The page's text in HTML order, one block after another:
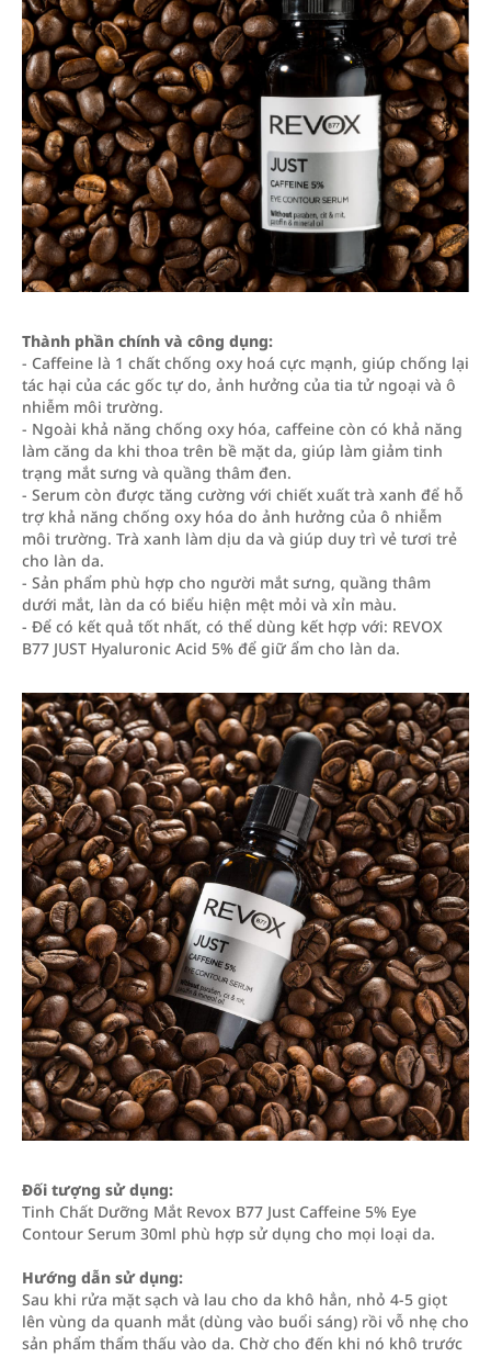
Thành phần chính và công dụng:
- Caffeine là 1 chất chống oxy hoá cực mạnh, giúp chống lại
tác hại của các gốc tự do, ảnh hưởng của tia tử ngoại và ô
nhiễm môi trường.
- Ngoài khả năng chống oxy hóa, caffeine còn có khả năng
làm căng da khi thoa trên bề mặt da, giúp làm giảm tinh
trạng mắt sưng và quầng thâm đen.
- Serum còn được tăng cường với chiết xuất trà xanh để hỗ
trợ khả năng chống oxy hóa do ảnh hưởng của ô nhiễm
môi trường. Trà xanh làm dịu da và giúp duy trì vẻ tươi trẻ
cho làn da.
- Sản phẩm phù hợp cho người mắt sưng, quầng thâm
dưới mắt, làn da có biểu hiện mệt mỏi và xỉn màu.
- Để có kết quả tốt nhất, có thể dùng kết hợp với: REVOX
B77 JUST Hyaluronic Acid 5% để giữ ẩm cho làn da.
Đối tượng sử dụng:
Tinh Chất Dưỡng Mắt Revox B77 Just Caffeine 5% Eye
Contour Serum 30ml phù hợp sử dụng cho mọi loại da.
Hướng dẫn sử dụng:
Sau khi rửa mặt sạch và lau cho da khô hẳn, nhỏ 4-5 giọt
lên vùng da quanh mắt (dùng vào buổi sáng) rồi vỗ nhẹ cho
sản phẩm thẩm thấu vào da. Chờ cho đến khi nó khô trước